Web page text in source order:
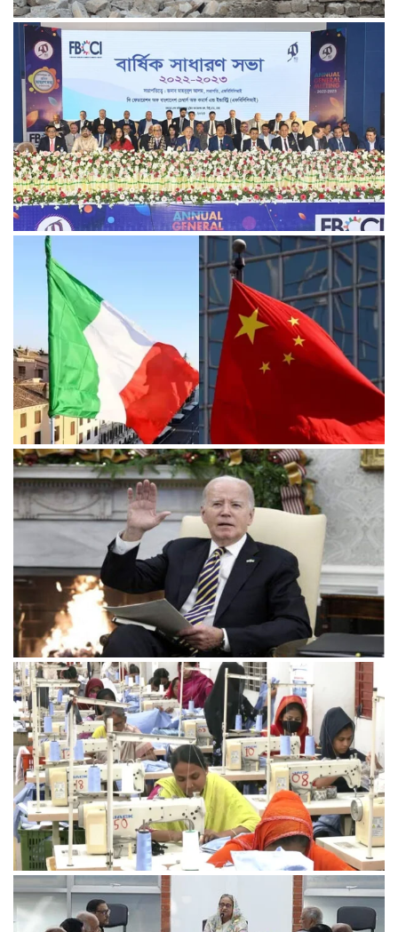
পাকিস্তানে থানায় ‘আত্মঘাতী’ হামলায় নিহত ৬, আহত ২৫
ভূরাজনীতির নেতিবাচক প্রভাব পড়তে শুরু করেছে: এফবিসিসিআই
চীনের বেল্ট অ্যান্ড রোড উদ্যোগে আর থাকছে না ইতালি
ইসরায়েলের সমালোচনায় বাইডেন, জাতিসংঘে যুদ্ধবিরতির প্রস্তাব পাস
পোশাক শ্রমিকের ন্যূনতম মজুরি সাড়ে ১২ হাজার টাকা চূড়ান্ত